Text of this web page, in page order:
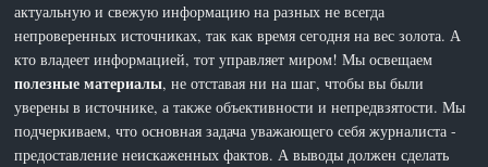
актуальную и свежую информацию на разных не всегда
непроверенных источниках, так как время сегодня на вес золота. А
кто владеет информацией, тот управляет миром! Мы освещаем
полезные материалы, не отставая ни на шаг, чтобы вы были
уверены в источнике, а также объективности и непредвзятости. Мы
подчеркиваем, что основная задача уважающего себя журналиста -
предоставление неискаженных фактов. А выводы должен сделать